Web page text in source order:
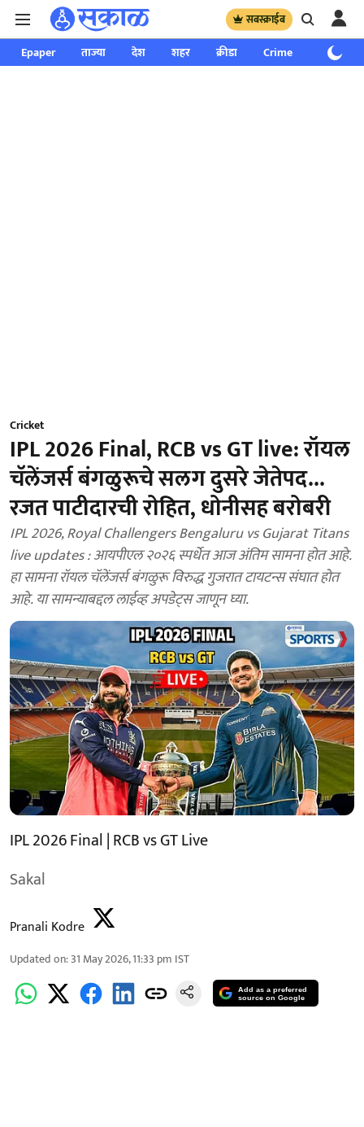
सबस्क्राईब
Epaper ताज्या देश शहर क्रीडा Crime साप्ताहिक
Cricket
IPL 2026 Final, RCB vs GT live: रॉयल
चॅलेंजर्स बंगळुरूचे सलग दुसरे जेतेपद...
रजत पाटीदारची रोहित, धोनीसह बरोबरी
IPL 2026, Royal Challengers Bengaluru vs Gujarat Titans
live updates : आयपीएल २०२६ स्पर्धेत आज अंतिम सामना होत आहे.
हा सामना रॉयल चॅलेंजर्स बंगळुरू विरुद्ध गुजरात टायटन्स संघात होत
आहे. या सामन्याबद्दल लाईव्ह अपडेट्स जाणून घ्या.
IPL 2026 Final | RCB vs GT Live
Sakal
Pranali Kodre
Updated on:31 May 2026, 11:33 pm IST
Add as a preferred
source on Google